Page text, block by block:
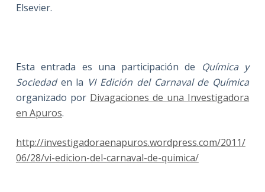
Elsevier.
Esta entrada es una participación de
Química y
Sociedad en la VI Edición del Carnaval de Química
organizado por Divagaciones de una Investigadora
en Apuros.
http://investigadoraenapuros.wordpress.com/2011/
06/28/vi-edicion-del-carnaval-de-quimica/